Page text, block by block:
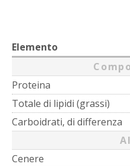
Elemento
Proteina
Totale di lipidi (grassi)
Carboidrati, di differenza
Cenere